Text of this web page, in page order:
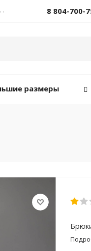
8 804-700-
размеры